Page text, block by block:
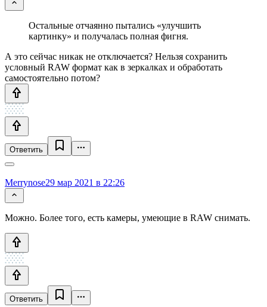
Остальные отчаянно пытались «улучшить
картинку» и получалась полная фигня.
А это сейчас никак не отключается? Нельзя сохранить
условный RAW формат как в зеркалках и обработать
самостоятельно потом?
Ответить
Merrynose29 мар 2021 в 22:26
Можно. Более того, есть камеры, умеющие в RAW снимать.
Ответить